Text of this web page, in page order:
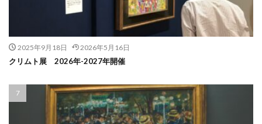
2025年9月18日 2026年5月16日
クリムト展 2026年-2027年開催